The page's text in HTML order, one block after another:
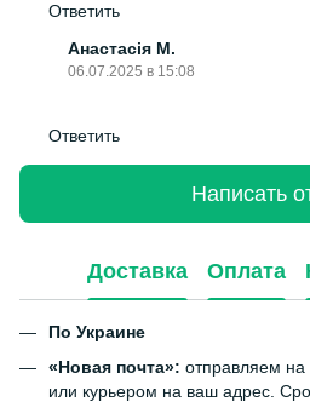
Ответить
Анастасія М.
06.07.2025 в 15:08
Ответить
Написать
Доставка Оплата
По Украине
«Новая почта»: отправляем на
или курьером на ваш адрес.